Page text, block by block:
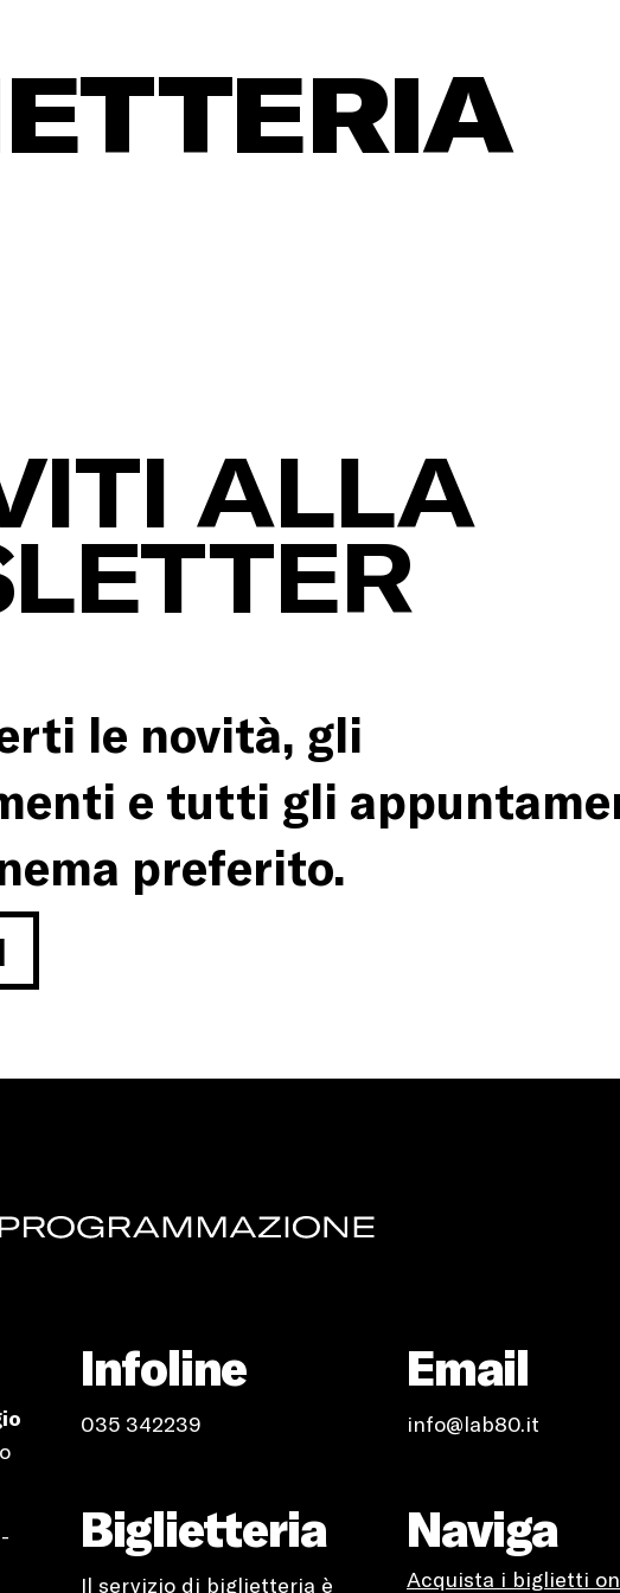
ALLA
le novità, gli
e tutti gli
preferito.
Infoline
035 342239
Email
info@lab80.it
Biglietteria
Il servizio di biglietteria è
Naviga
Acquista i biglietti